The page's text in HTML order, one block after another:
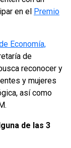
en el Premio
Economía,
de
reconocer y
y mujeres
así como
de las 3